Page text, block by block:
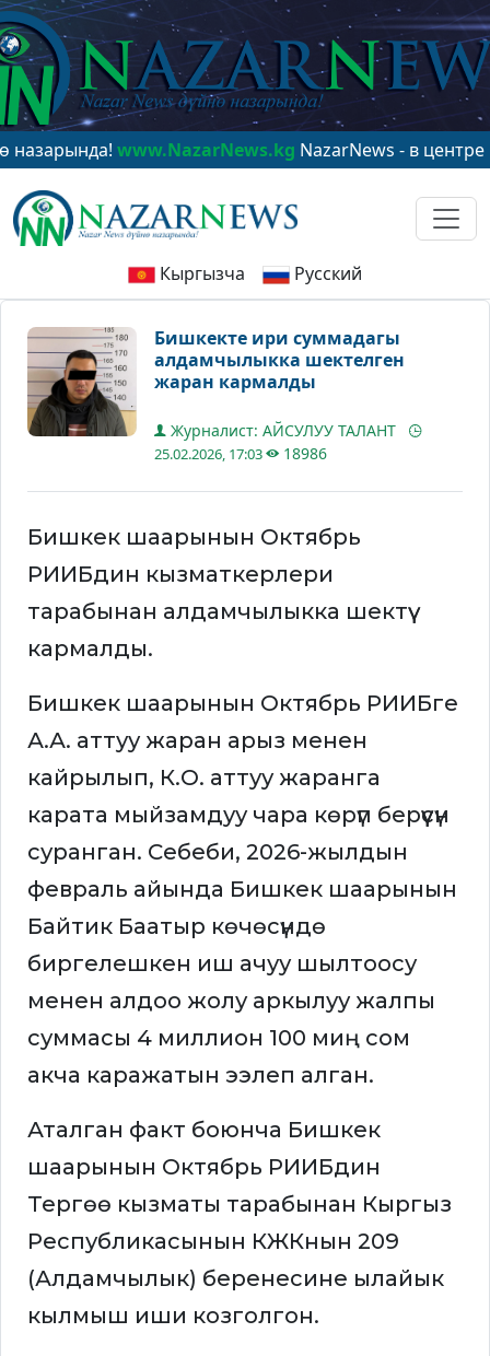
www.NazarNews.kgNazarNews - в центре
Кыргызча Русский
Бишкекте ири суммадагы
алдамчылыкка шектелген
жаран кармалды
Журналист: АЙСУЛУУ ТАЛАНТ
25.02.2026, 17:03 18986
Бишкек шаарынын Октябрь
РИИБдин кызматкерлери
тарабынан алдамчылыкка шектүү
кармалды.
Бишкек шаарынын Октябрь РИИБге
А.А. аттуу жаран арыз менен
кайрылып, К.О. аттуу жаранга
карата мыйзамдуу чара көрүп берүүсүн
суранган. Себеби, 2026-жылдын
февраль айында Бишкек шаарынын
Байтик Баатыр көчөсүндө
биргелешкен иш ачуу шылтоосу
менен алдоо жолу аркылуу жалпы
суммасы 4 миллион 100 миң сом
акча каражатын ээлеп алган.
Аталган факт боюнча Бишкек
шаарынын Октябрь РИИБдин
Тергөө кызматы тарабынан Кыргыз
Республикасынын КЖКнын 209
(Алдамчылык) беренесине ылайык
кылмыш иши козголгон.